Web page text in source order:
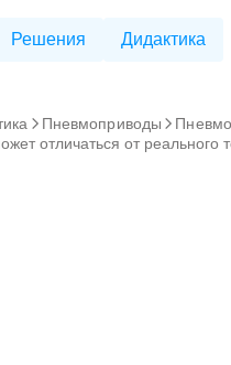
Решения Дидактика
Пневмоприводы
отличаться от реального